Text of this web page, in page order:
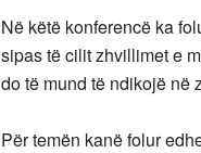
Në këtë konferencë ka
sipas të cilit zhvillimet e
do të mund të ndikojë në
Për temën kanë folur